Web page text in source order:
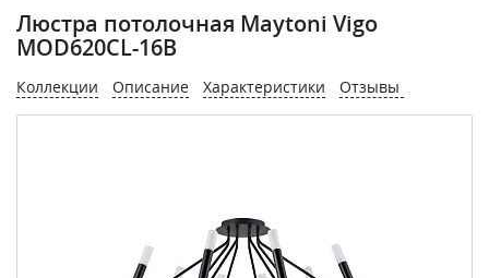
Люстра потолочная Maytoni Vigo
MOD620CL-16B
Коллекции Описание Характеристики Отзывы